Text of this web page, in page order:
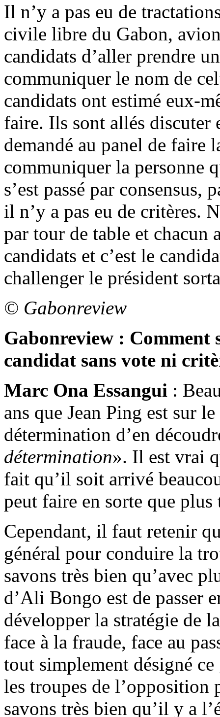
Il n’y a pas eu de
civile libre du Gabon,
candidats d’aller prendre
communiquer le nom de
candidats ont estimé eux-
faire. Ils sont allés discuter
demandé au panel de faire
communiquer la personne
s’est passé par consensus,
il n’y a pas eu de critères.
par tour de table et chacun
candidats et c’est le
challenger le président
© Gabonreview
Gabonreview : Comment
candidat sans vote ni
Marc Ona Essangui :
ans que Jean Ping est sur
détermination d’en
détermination». Il est vrai
fait qu’il soit arrivé
peut faire en sorte que
Cependant, il faut retenir
général pour conduire la
savons très bien qu’avec
d’Ali Bongo est de passer
développer la stratégie de
face à la fraude, face au
tout simplement désigné
les troupes de l’opposition
savons très bien qu’il y a